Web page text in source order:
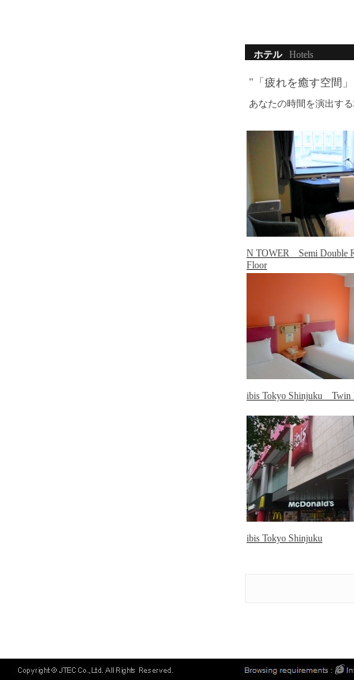
ホテル Hotels
"「疲れを癒す空間
あなたの時間を演出す
N TOWER Semi Double
Floor
ibis Tokyo Shinjuku Twin
ibis Tokyo Shinjuku